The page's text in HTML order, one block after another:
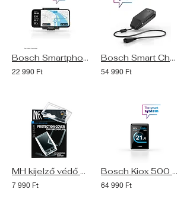
Bosch SmartphoneGrip telefontartó kijelző (Smart System)
22 990 Ft
Bosch Smart Charger (4A) akkumulátor töltő
54 990 Ft
MH kijelző védő BOSCH Kiox-hoz
7 990 Ft
Bosch Kiox 500 eBike kijelző (Smart System)
64 990 Ft